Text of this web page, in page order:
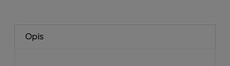
Opis